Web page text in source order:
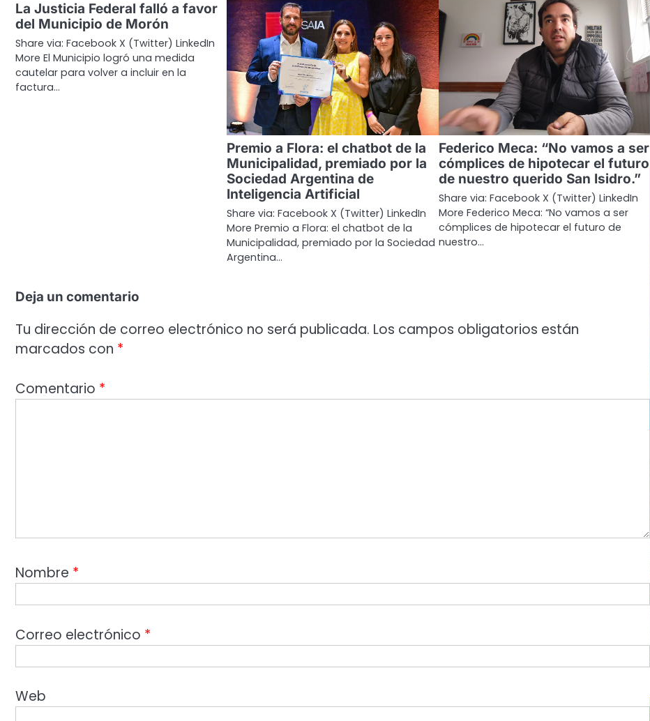
La Justicia Federal falló a favor
del Municipio de Morón
Share via: Facebook X (Twitter) LinkedIn
More El Municipio logró una medida
cautelar para volver a incluir en la
factura…
Premio a Flora: el chatbot de la
Municipalidad, premiado por la
Sociedad Argentina de
Inteligencia Artificial
Share via: Facebook X (Twitter) LinkedIn
More Premio a Flora: el chatbot de la
Municipalidad, premiado por la Sociedad
Argentina…
Federico Meca: “No vamos a ser
cómplices de hipotecar el futuro
de nuestro querido San Isidro.”
Share via: Facebook X (Twitter) LinkedIn
More Federico Meca: “No vamos a ser
cómplices de hipotecar el futuro de
nuestro…
Deja un comentario
Tu dirección de correo electrónico no será publicada. Los campos obligatorios están
marcados con *
Comentario *
Nombre *
Correo electrónico *
Web